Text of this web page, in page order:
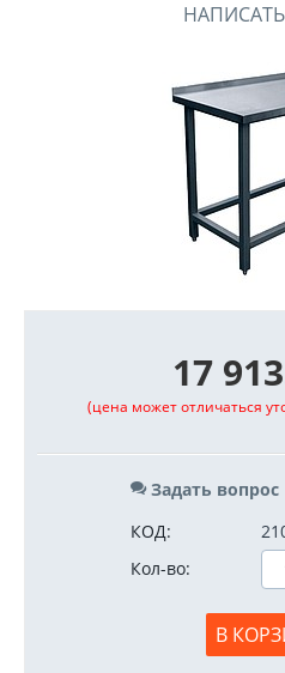
17
(цена может отличаться
Задать вопрос
КОД:
Кол-во:
В